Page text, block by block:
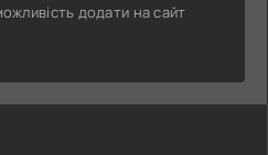
додати на сайт